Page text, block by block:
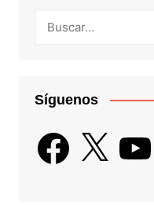
Síguenos
Facebook
X